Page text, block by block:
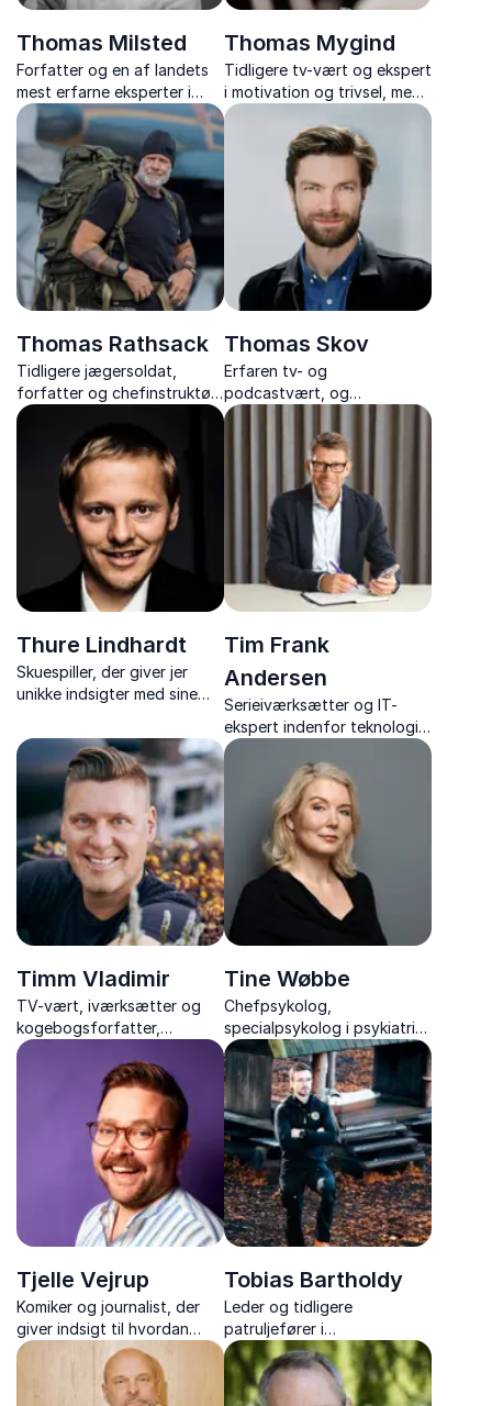
Thomas Milsted
Forfatter og en af landets
mest erfarne eksperter i
stress, trivsel og
arbejdsglæde – med
tusindvis af foredrag og
flere bestsellere bag sig.
Thomas Mygind
Tidligere tv-vært og ekspert
i motivation og trivsel, med
humoristiske og gribende
foredrag om arbejdsglæde,
trivsel og motivation, der
skaber varig forandring.
Thomas Rathsack
Tidligere jægersoldat,
forfatter og chefinstruktør i
TV 2-programmet
"Korpset", der inspirerer
med stærke foredrag om
attitude og high
performance.
Thomas Skov
Erfaren tv- og
podcastvært, og
foredragsholder, der med
humor og indsigt skaber
nærværende oplevelser
fyldt med grin og
eftertanke.
Thure Lindhardt
Skuespiller, der giver jer
unikke indsigter med sine
skuespil, dannelse,
Grundtvig og menneskelige
historier.
Tim Frank
Andersen
Serieiværksætter og IT-
ekspert indenfor teknologi
og digitalisering
Timm Vladimir
TV-vært, iværksætter og
kogebogsforfatter,
der deler passionerede
fortællinger om mad,
karriere og kreativitet.
Tine Wøbbe
Chefpsykolog,
specialpsykolog i psykiatri
samt specialist og
supervisor i psykopatologi
og psykoterapi
Tjelle Vejrup
Komiker og journalist, der
giver indsigt til hvordan
humor kan gøre jeres
arbejdsplads sjovere,
sundere og langt mere
Tobias Bartholdy
Leder og tidligere
patruljefører i
Slædepatruljen Sirius, der
inspirerer med ægte
ledelsesindsigt og teamwork